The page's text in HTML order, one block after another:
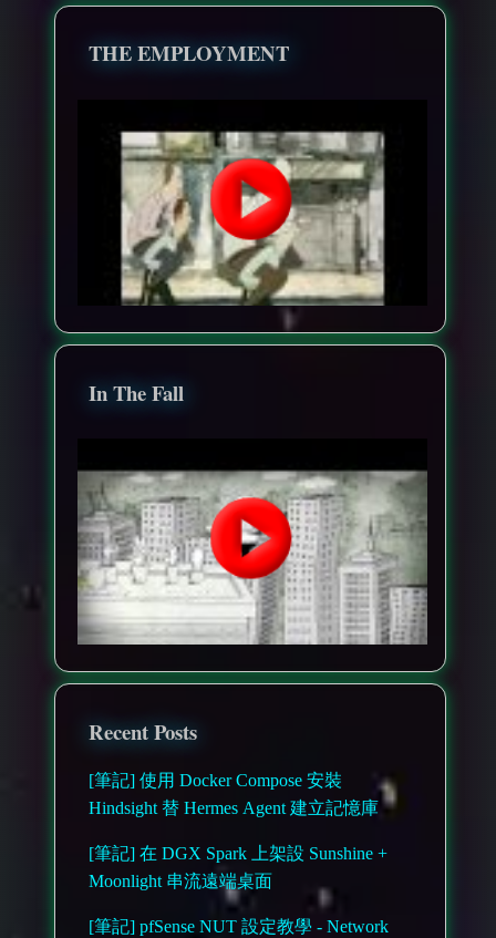
THE EMPLOYMENT
In The Fall
Recent Posts
[筆記] 使用 Docker Compose 安裝
Hindsight 替 Hermes Agent 建立記憶庫
[筆記] 在 DGX Spark 上架設 Sunshine +
Moonlight 串流遠端桌面
[筆記] pfSense NUT 設定教學 - Network